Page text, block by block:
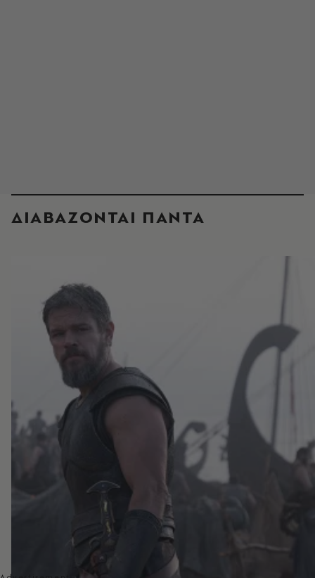
ΔΙΑΒΑΖΟΝΤΑΙ ΠΑΝΤΑ